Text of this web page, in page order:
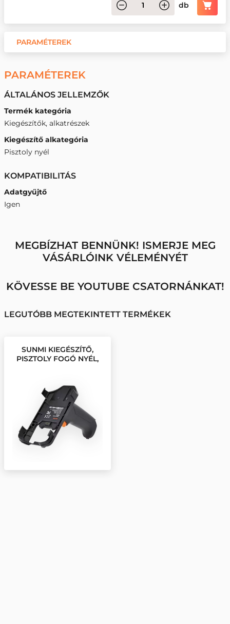
db
PARAMÉTEREK
PARAMÉTEREK
ÁLTALÁNOS JELLEMZŐK
Termék kategória
Kiegészítők, alkatrészek
Kiegészítő alkategória
Pisztoly nyél
KOMPATIBILITÁS
Adatgyűjtő
Igen
MEGBÍZHAT BENNÜNK! ISMERJE MEG
VÁSÁRLÓINK VÉLEMÉNYÉT
KÖVESSE BE YOUTUBE CSATORNÁNKAT!
LEGUTÓBB MEGTEKINTETT TERMÉKEK
SUNMI KIEGÉSZÍTŐ,
PISZTOLY FOGÓ NYÉL,